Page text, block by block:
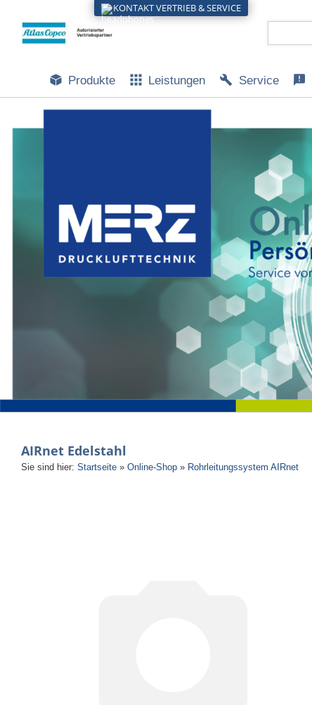
Produkte Leistungen Service
AIRnet Edelstahl
Sie sind hier: Startseite » Online-Shop » Rohrleitungssystem AIRnet
KONTAKT VERTRIEB & SERVICE